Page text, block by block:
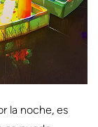
la noche, es